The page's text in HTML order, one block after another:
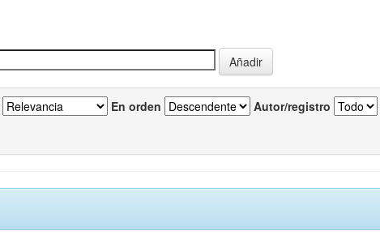
En orden Autor/registro